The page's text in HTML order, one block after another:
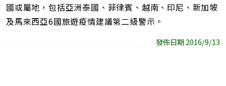
國或屬地，包括亞洲泰國、菲律賓、越南、印尼、新加坡
及馬來西亞6國旅遊疫情建議第二級警示。
發佈日期 2016/9/13